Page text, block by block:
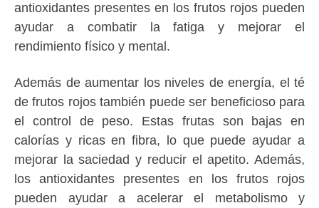
antioxidantes presentes en los frutos rojos pueden
ayudar a combatir la fatiga y mejorar el
rendimiento físico y mental.
Además de aumentar los niveles de energía, el té
de frutos rojos también puede ser beneficioso para
el control de peso. Estas frutas son bajas en
calorías y ricas en fibra, lo que puede ayudar a
mejorar la saciedad y reducir el apetito. Además,
los antioxidantes presentes en los frutos rojos
pueden ayudar a acelerar el metabolismo y